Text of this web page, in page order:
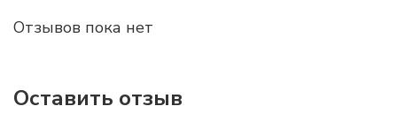
Отзывов пока нет
Оставить отзыв